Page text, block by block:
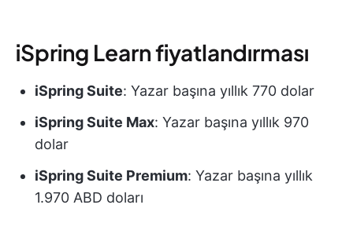
iSpring Learn fiyatlandırması
iSpring Suite: Yazar başına yıllık 770 dolar
iSpring Suite Max: Yazar başına yıllık 970
dolar
iSpring Suite Premium: Yazar başına yıllık
1.970 ABD doları